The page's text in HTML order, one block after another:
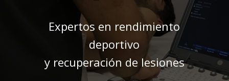
Expertos en rendimiento
deportivo
y recuperación de lesiones